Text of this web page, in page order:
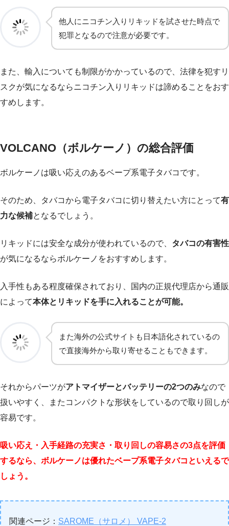
他人にニコチン入りリキッドを試させた時点で
犯罪となるので注意が必要です。
また、輸入についても制限がかかっているので、法律を犯すリ
スクが気になるならニコチン入りリキッドは諦めることをおす
すめします。
VOLCANO（ボルケーノ）の総合評価
ボルケーノは吸い応えのあるベープ系電子タバコです。
そのため、タバコから電子タバコに切り替えたい方にとって有
力な候補となるでしょう。
リキッドには安全な成分が使われているので、 タバコの有害性
が気になるならボルケーノをおすすめします。
入手性もある程度確保されており、国内の正規代理店から通販
によって本体とリキッドを手に入れることが可能。
また海外の公式サイトも日本語化されているの
で直接海外から取り寄せることもできます。
それからパーツがアトマイザーとバッテリーの2つのみなので
扱いやすく、またコンパクトな形状をしているので取り回しが
容易です。
吸い応え・入手経路の充実さ・取り回しの容易さの3点を評価
するなら、ボルケーノは優れたベープ系電子タバコといえるで
しょう。
関連ページ： SAROME（サロメ） VAPE-2